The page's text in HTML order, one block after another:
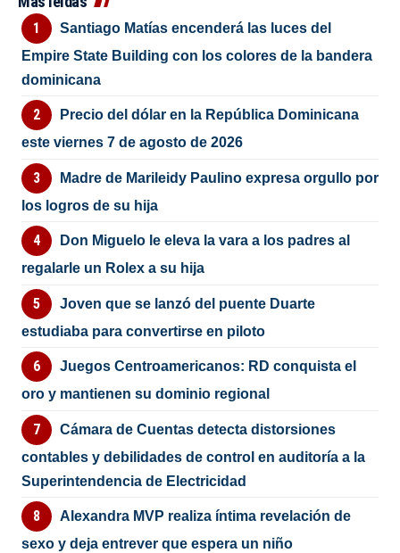
Santiago Matías encenderá las luces del
Empire State Building con los colores de la bandera
dominicana
Precio del dólar en la República Dominicana
este viernes 7 de agosto de 2026
Madre de Marileidy Paulino expresa orgullo por
los logros de su hija
Don Miguelo le eleva la vara a los padres al
regalarle un Rolex a su hija
Joven que se lanzó del puente Duarte
estudiaba para convertirse en piloto
Juegos Centroamericanos: RD conquista el
oro y mantienen su dominio regional
Cámara de Cuentas detecta distorsiones
contables y debilidades de control en auditoría a la
Superintendencia de Electricidad
Alexandra MVP realiza íntima revelación de
sexo y deja entrever que espera un niño